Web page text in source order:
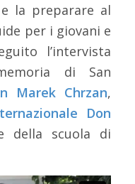
la preparare al
per i giovani e
l’intervista
di San
Marek Chrzan,
Don
della scuola di